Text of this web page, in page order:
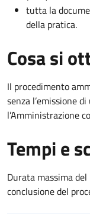
tutta la
della pratica.
Cosa si
Il procedimento
senza l’emissione
l’Amministrazione
Tempi e
Durata massima
conclusione del